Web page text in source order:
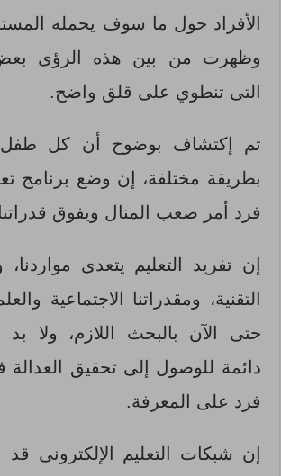
الأفراد حول ما سوف يحمله
وظهرت من بين هذه الرؤى بعض
التى تنطوي على قلق واضح.
تم إكتشاف بوضوح أن كل
بطريقة مختلفة، إن وضع برنامج
فرد أمر صعب المنال ويفوق
إن تفريد التعليم يتعدى مواردنا،
التقنية، ومقدراتنا الاجتماعية
حتى الآن بالبحث اللازم، ولا
دائمة للوصول إلى تحقيق
فرد على المعرفة.
إن شبكات التعليم الإلكترونى قد